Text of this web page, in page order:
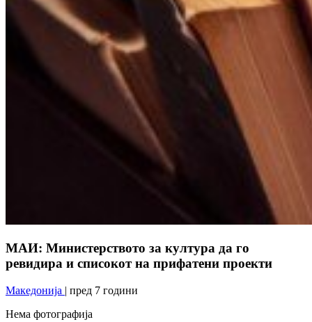
МАИ: Министерството за култура да го
ревидира и списокот на прифатени проекти
Македонија | пред 7 години
Нема фотографија